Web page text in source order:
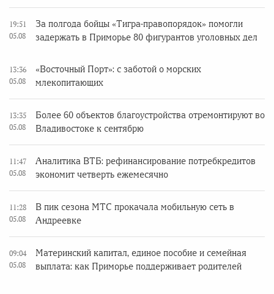
19:51
05.08
За полгода бойцы «Тигра-правопорядок» помогли
задержать в Приморье 80 фигурантов уголовных дел
13:36
05.08
«Восточный Порт»: с заботой о морских
млекопитающих
13:35
05.08
Более 60 объектов благоустройства отремонтируют во
Владивостоке к сентябрю
11:47
05.08
Аналитика ВТБ: рефинансирование потребкредитов
экономит четверть ежемесячно
11:28
05.08
В пик сезона МТС прокачала мобильную сеть в
Андреевке
09:04
05.08
Материнский капитал, единое пособие и семейная
выплата: как Приморье поддерживает родителей